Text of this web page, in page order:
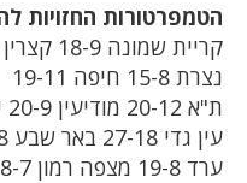
הטמפרטורות החזויות
נצרת 15-8 חיפה 19-11
עין גדי 27-18 באר שבע 21-8
ערד 19-8 מצפה רמון 18-7 אילת 27-16